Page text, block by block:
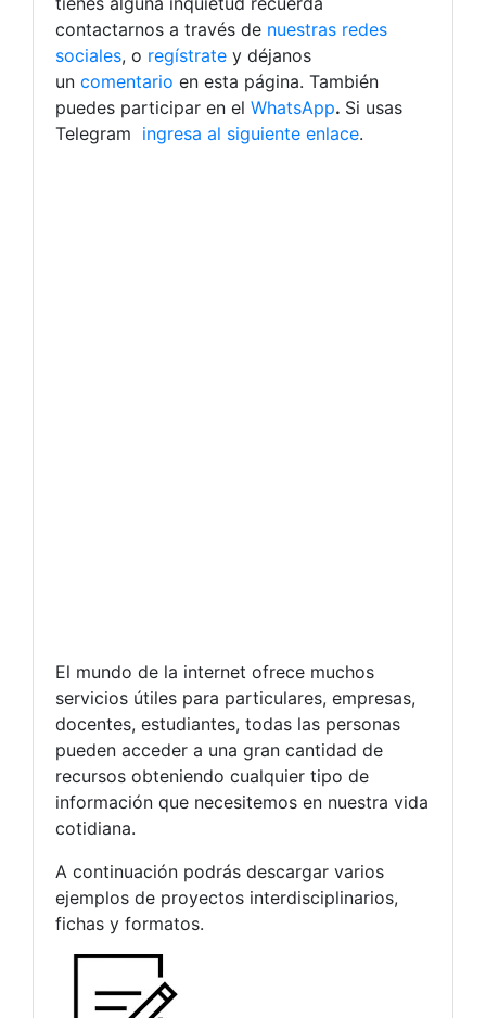
contactarnos a través de nuestras redes
sociales, o regístrate y déjanos
un comentario en esta página. También
puedes participar en el WhatsApp. Si usas
Telegram ingresa al siguiente enlace.
El mundo de la internet ofrece muchos
servicios útiles para particulares, empresas,
docentes, estudiantes, todas las personas
pueden acceder a una gran cantidad de
recursos obteniendo cualquier tipo de
información que necesitemos en nuestra vida
cotidiana.
A continuación podrás descargar varios
ejemplos de proyectos interdisciplinarios,
fichas y formatos.